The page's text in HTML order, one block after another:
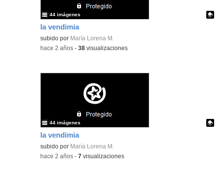
la vendimia
Contenido educativo.
subido por María Lorena M.
44 imágenes
-hace 2 años -38 visualizaciones
la vendimia
Contenido educativo.
subido por María Lorena M.
44 imágenes
-hace 2 años -7 visualizaciones